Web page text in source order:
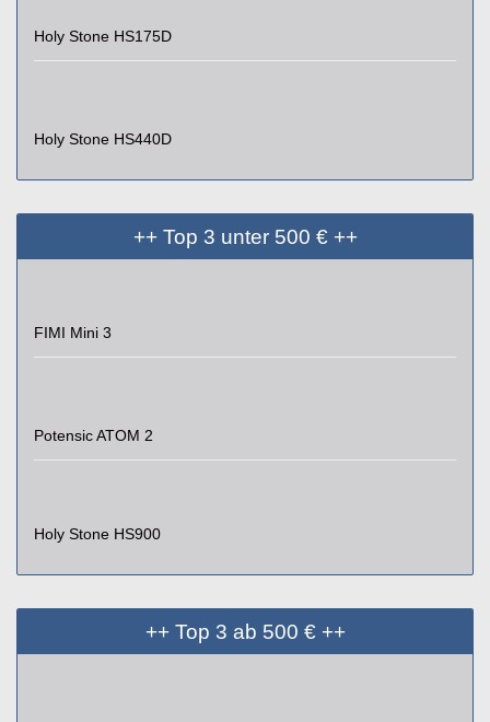
Holy Stone HS175D
Holy Stone HS440D
++ Top 3 unter 500 € ++
FIMI Mini 3
Potensic ATOM 2
Holy Stone HS900
++ Top 3 ab 500 € ++